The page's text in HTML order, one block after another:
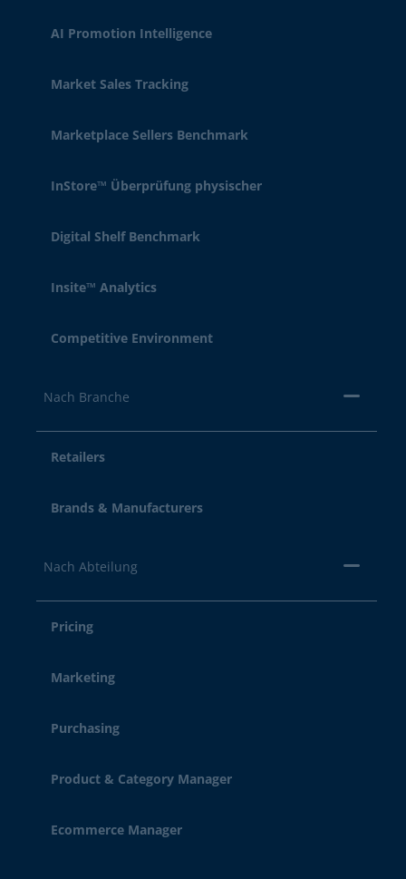
AI Promotion Intelligence
Market Sales Tracking
Marketplace Sellers Benchmark
InStore™ Überprüfung physischer
Digital Shelf Benchmark
Insite™ Analytics
Competitive Environment
Nach Branche
Retailers
Brands & Manufacturers
Nach Abteilung
Pricing
Marketing
Purchasing
Product & Category Manager
Ecommerce Manager